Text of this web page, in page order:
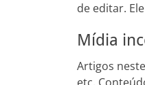
de editar.
Mídia
Artigos